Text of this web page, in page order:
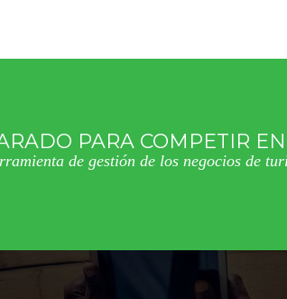
PARA COMPETIR
de gestión de los negocios de